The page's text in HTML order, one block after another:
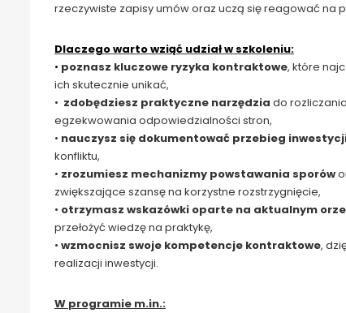
rzeczywiste zapisy umów oraz uczą się reagować na
Dlaczego warto wziąć udział w szkoleniu:
• poznasz kluczowe ryzyka kontraktowe, które
ich skutecznie unikać,
• zdobędziesz praktyczne narzędzia do
egzekwowania odpowiedzialności stron,
• nauczysz się dokumentować przebieg
konfliktu,
• zrozumiesz mechanizmy powstawania sporów
zwiększające szansę na korzystne rozstrzygnięcie,
• otrzymasz wskazówki oparte na aktualnym
przełożyć wiedzę na praktykę,
• wzmocnisz swoje kompetencje kontraktowe,
realizacji inwestycji.
W programie m.in.: